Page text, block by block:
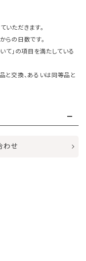
ただきます。
の日数です。
て」の項目を満たしている
交換、あるいは同等品と
わせ